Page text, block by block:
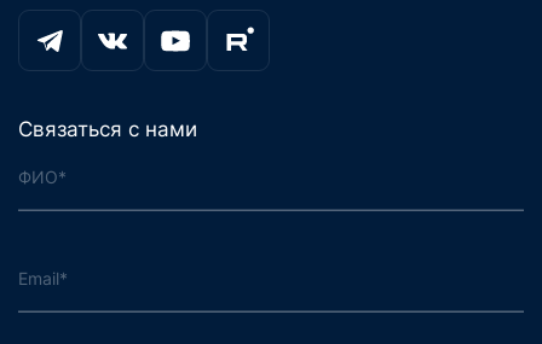
Связаться с нами